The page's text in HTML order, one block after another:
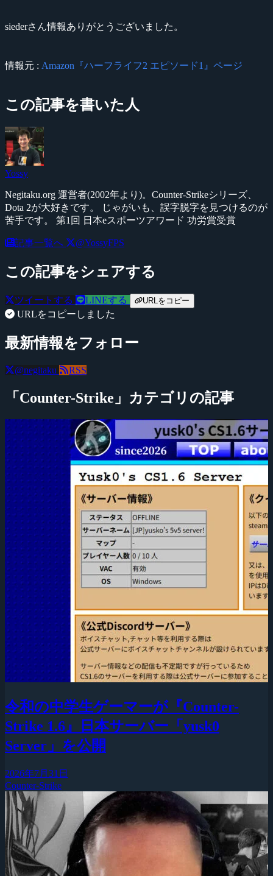
siederさん情報ありがとうございました。
情報元 : Amazon『ハーフライフ2 エピソード1』ページ
この記事を書いた人
Yossy
Negitaku.org 運営者(2002年より)。Counter-Strikeシリーズ、
Dota 2が大好きです。 じゃがいも、誤字脱字を見つけるのが
苦手です。 第1回 日本eスポーツアワード 功労賞受賞
記事一覧へ @YossyFPS
この記事をシェアする
ツイートする LINEする URLをコピー
URLをコピーしました
最新情報をフォロー
@negitaku RSS
「Counter-Strike」カテゴリの記事
令和の中学生ゲーマーが『Counter-
Strike 1.6』日本サーバー「yusk0
Server」を公開
2026年7月31日
Counter-Strike